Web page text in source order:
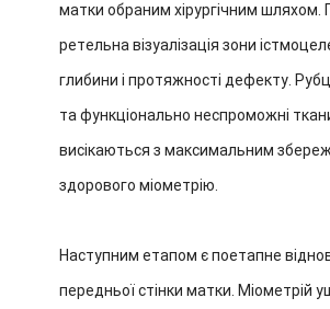
матки обраним хірургічним шляхом.
ретельна візуалізація зони
глибини і протяжності дефекту.
та функціонально неспроможні
висікаються з максимальним
здорового міометрію.
Наступним етапом є поетапне
передньої стінки матки. Міометрій